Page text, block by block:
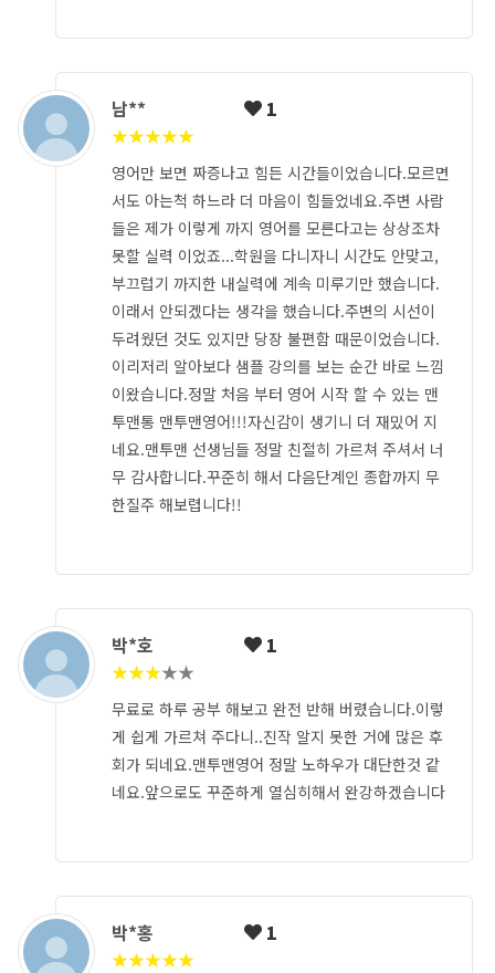
남** 1
★★★★★
영어만 보면 짜증나고 힘든 시간들이었습니다.모르면
서도 아는척 하느라 더 마음이 힘들었네요.주변 사람
들은 제가 이렇게 까지 영어를 모른다고는 상상조차
못할 실력 이었죠...학원을 다니자니 시간도 안맞고,
부끄럽기 까지한 내실력에 계속 미루기만 했습니다.
이래서 안되겠다는 생각을 했습니다.주변의 시선이
두려웠던 것도 있지만 당장 불편함 때문이었습니다.
이리저리 알아보다 샘플 강의를 보는 순간 바로 느낌
이왔습니다.정말 처음 부터 영어 시작 할 수 있는 맨
투맨통 맨투맨영어!!!자신감이 생기니 더 재밌어 지
네요.맨투맨 선생님들 정말 친절히 가르쳐 주셔서 너
무 감사합니다.꾸준히 해서 다음단계인 종합까지 무
한질주 해보렵니다!!
박*호 1
★★★★★
무료로 하루 공부 해보고 완전 반해 버렸습니다.이렇
게 쉽게 가르쳐 주다니..진작 알지 못한 거에 많은 후
회가 되네요.맨투맨영어 정말 노하우가 대단한것 같
네요.앞으로도 꾸준하게 열심히해서 완강하겠습니다
박*홍 1
★★★★★